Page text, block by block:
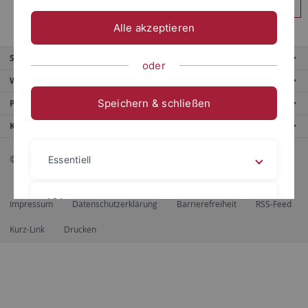
Service
Weitere Angebote
Portale
Kontaktinfo
© 2026 Eberhard Karls Universität Tübingen, Tübingen
Impressum Datenschutzerklärung Barrierefreiheit RSS-Feed
Kurz-Link Drucken
Alle akzeptieren
oder
Speichern & schließen
Essentiell
Videos